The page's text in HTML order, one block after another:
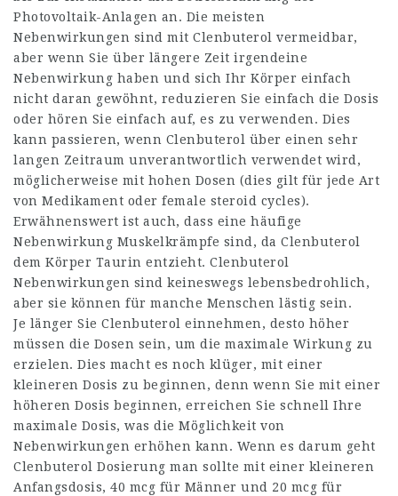
Photovoltaik-Anlagen an. Die meisten
Nebenwirkungen sind mit Clenbuterol vermeidbar,
aber wenn Sie über längere Zeit irgendeine
Nebenwirkung haben und sich Ihr Körper einfach
nicht daran gewöhnt, reduzieren Sie einfach die Dosis
oder hören Sie einfach auf, es zu verwenden. Dies
kann passieren, wenn Clenbuterol über einen sehr
langen Zeitraum unverantwortlich verwendet wird,
möglicherweise mit hohen Dosen (dies gilt für jede Art
von Medikament oder female steroid cycles).
Erwähnenswert ist auch, dass eine häufige
Nebenwirkung Muskelkrämpfe sind, da Clenbuterol
dem Körper Taurin entzieht. Clenbuterol
Nebenwirkungen sind keineswegs lebensbedrohlich,
aber sie können für manche Menschen lästig sein.
Je länger Sie Clenbuterol einnehmen, desto höher
müssen die Dosen sein, um die maximale Wirkung zu
erzielen. Dies macht es noch klüger, mit einer
kleineren Dosis zu beginnen, denn wenn Sie mit einer
höheren Dosis beginnen, erreichen Sie schnell Ihre
maximale Dosis, was die Möglichkeit von
Nebenwirkungen erhöhen kann. Wenn es darum geht
Clenbuterol Dosierung man sollte mit einer kleineren
Anfangsdosis, 40 mcg für Männer und 20 mcg für